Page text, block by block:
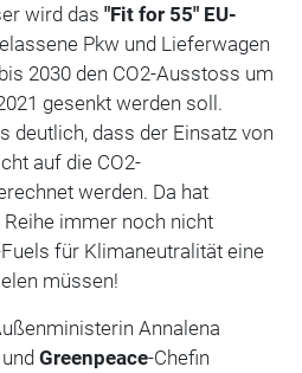
wird das "Fit for 55" EU-
Pkw und Lieferwagen
2030 den CO2-Ausstoss um
gesenkt werden soll.
deutlich, dass der Einsatz von
auf die CO2-
werden. Da hat
immer noch nicht
für Klimaneutralität eine
müssen!
Annalena
Greenpeace-Chefin